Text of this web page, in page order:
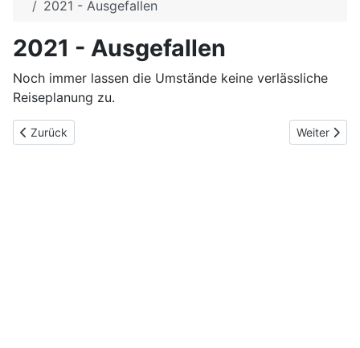
2021 - Ausgefallen
2021 - Ausgefallen
Noch immer lassen die Umstände keine verlässliche
Reiseplanung zu.
Vorheriger Beitrag: 2022 - Ausgburg
Zurück Nächster
Weiter